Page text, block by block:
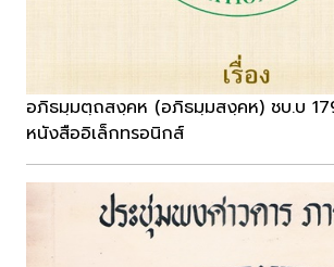
อภิธมฺมตฺถสงฺคห (อภิธมฺมสงฺคห) ชบ.บ
หนังสืออิเล็กทรอนิกส์